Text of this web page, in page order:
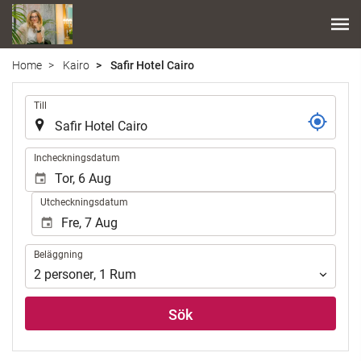
Home Kairo Safir Hotel Cairo
Till
Incheckningsdatum
Utcheckningsdatum
Beläggning
Beläggning
2 personer, 1 Rum
Sök